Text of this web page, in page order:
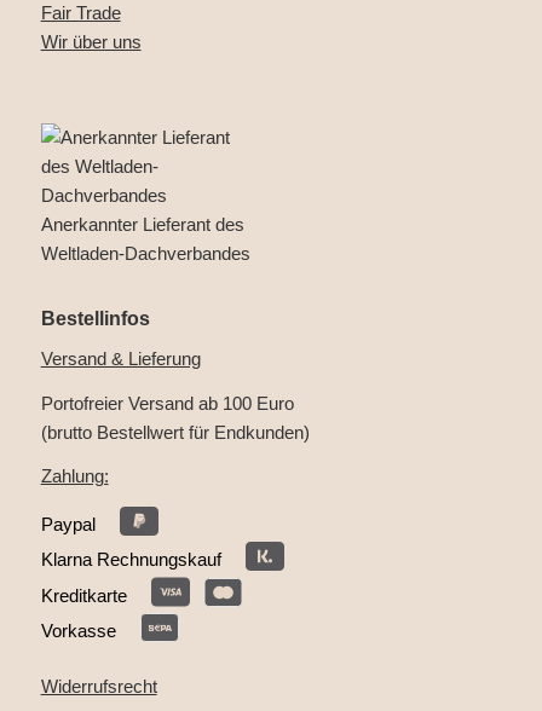
Fair Trade
Wir über uns
Anerkannter Lieferant des
Weltladen-Dachverbandes
Bestellinfos
Versand & Lieferung
Portofreier Versand ab 100 Euro
(brutto Bestellwert für Endkunden)
Zahlung:
Paypal
Klarna Rechnungskauf
Kreditkarte
Vorkasse
Widerrufsrecht